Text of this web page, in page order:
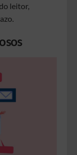
leitor,